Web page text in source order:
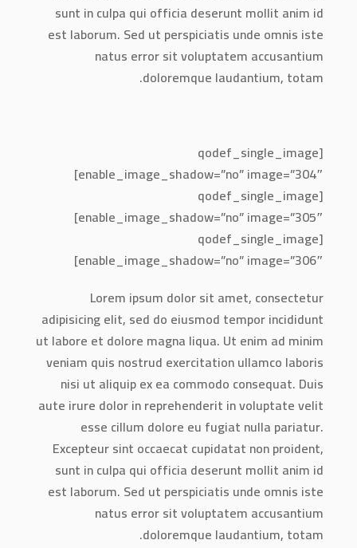
sunt in culpa qui officia deserunt mollit anim id
est laborum. Sed ut perspiciatis unde omnis iste
natus error sit voluptatem accusantium
doloremque laudantium, totam.
[qodef_single_image
enable_image_shadow=”no” image=”304″]
[qodef_single_image
enable_image_shadow=”no” image=”305″]
[qodef_single_image
enable_image_shadow=”no” image=”306″]
Lorem ipsum dolor sit amet, consectetur
adipisicing elit, sed do eiusmod tempor incididunt
ut labore et dolore magna liqua. Ut enim ad minim
veniam quis nostrud exercitation ullamco laboris
nisi ut aliquip ex ea commodo consequat. Duis
aute irure dolor in reprehenderit in voluptate velit
esse cillum dolore eu fugiat nulla pariatur.
Excepteur sint occaecat cupidatat non proident,
sunt in culpa qui officia deserunt mollit anim id
est laborum. Sed ut perspiciatis unde omnis iste
natus error sit voluptatem accusantium
doloremque laudantium, totam.